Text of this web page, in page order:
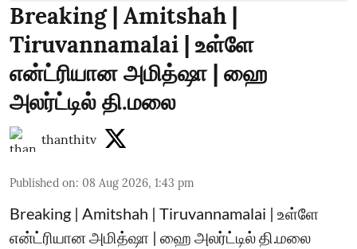
Breaking | Amitshah |
Tiruvannamalai | உள்ளே
என்ட்ரியான அமித்ஷா | ஹை
அலர்ட்டில் தி.மலை
thanthitv
Published on: 08 Aug 2026, 1:43 pm
Breaking | Amitshah | Tiruvannamalai | உள்ளே
என்ட்ரியான அமித்ஷா | ஹை அலர்ட்டில் தி.மலை